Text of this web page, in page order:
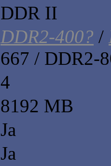
DDR II
DDR2-400? /
667 / DDR2-
4
8192 MB
Ja
Ja